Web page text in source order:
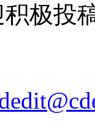
极投